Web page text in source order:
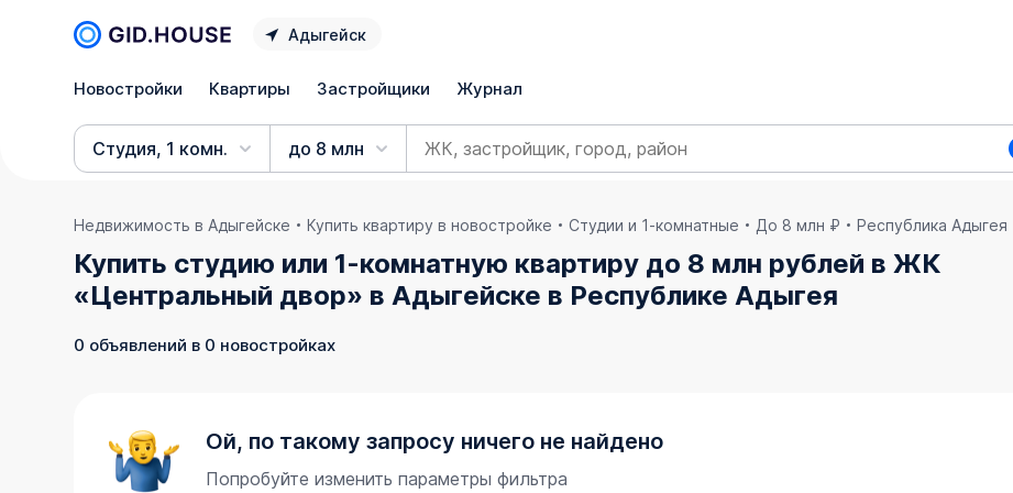
Адыгейск
Новостройки Квартиры Застройщики Журнал
Студия, 1 комн. до 8 млн
Недвижимость в Адыгейске Купить квартиру в новостройке Студии и 1-комнатные До 8 млн ₽ Республика Адыгея
Купить студию или 1-комнатную квартиру до 8 млн рублей в ЖК
«Центральный двор» в Адыгейске в Республике Адыгея
0 объявлений в 0 новостройках
Ой, по такому запросу ничего не найдено
Попробуйте изменить параметры фильтра